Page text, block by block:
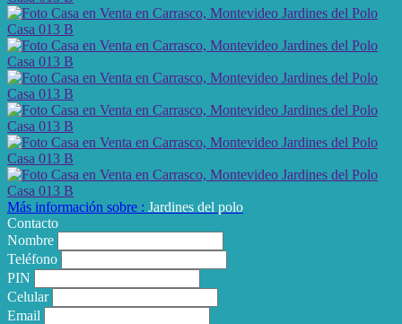
Más información sobre : Jardines del polo
Contacto
Nombre
Teléfono
PIN
Celular
Email